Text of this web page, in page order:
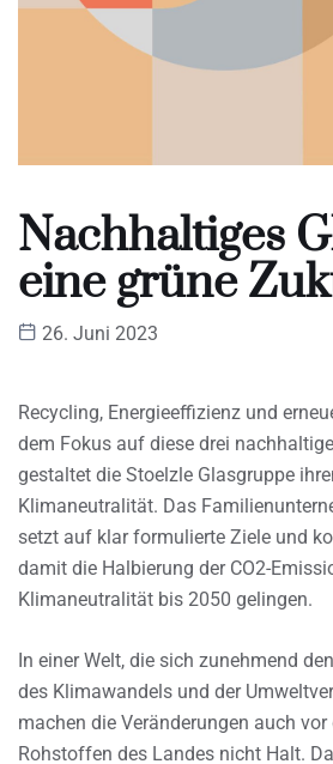
Nachhaltiges
eine grüne
26. Juni 2023
Recycling, Energieeffizienz und
dem Fokus auf diese drei
gestaltet die Stoelzle Glasgruppe
Klimaneutralität. Das
setzt auf klar formulierte Ziele und
damit die Halbierung der CO2-
Klimaneutralität bis 2050 gelingen.
In einer Welt, die sich zunehmend
des Klimawandels und der
machen die Veränderungen auch
Rohstoffen des Landes nicht Halt.